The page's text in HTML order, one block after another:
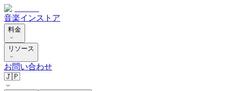
音楽インストア
料金
リソース
お問い合わせ
🇯🇵